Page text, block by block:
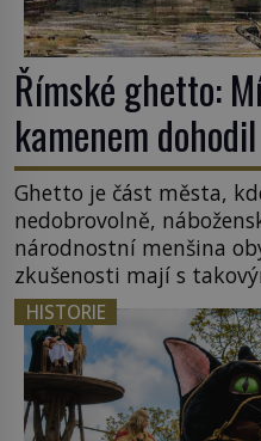
Římské ghetto:
kamenem dohodil
Ghetto je část města,
nedobrovolně,
národnostní menšina
zkušenosti mají s
středověku jsou totiž v
nějakém žít. Mezi ty
ghetto založené v roce
k Židům, nemá se Řím
HISTORIE